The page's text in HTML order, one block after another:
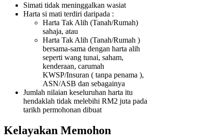
Simati tidak meninggalkan wasiat
Harta si mati terdiri daripada :
Harta Tak Alih (Tanah/Rumah)
sahaja, atau
Harta Tak Alih (Tanah/Rumah )
bersama-sama dengan harta alih
seperti wang tunai, saham,
kenderaan, carumah
KWSP/Insuran ( tanpa penama ),
ASN/ASB dan sebagainya
Jumlah nilaian keseluruhan harta itu
hendaklah tidak melebihi RM2 juta pada
tarikh permohonan dibuat
Kelayakan Memohon